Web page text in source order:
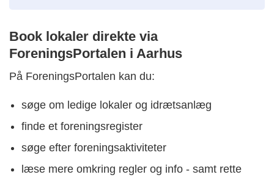
Book lokaler direkte via
ForeningsPortalen i Aarhus
På ForeningsPortalen kan du:
søge om ledige lokaler og idrætsanlæg
finde et foreningsregister
søge efter foreningsaktiviteter
læse mere omkring regler og info - samt rette